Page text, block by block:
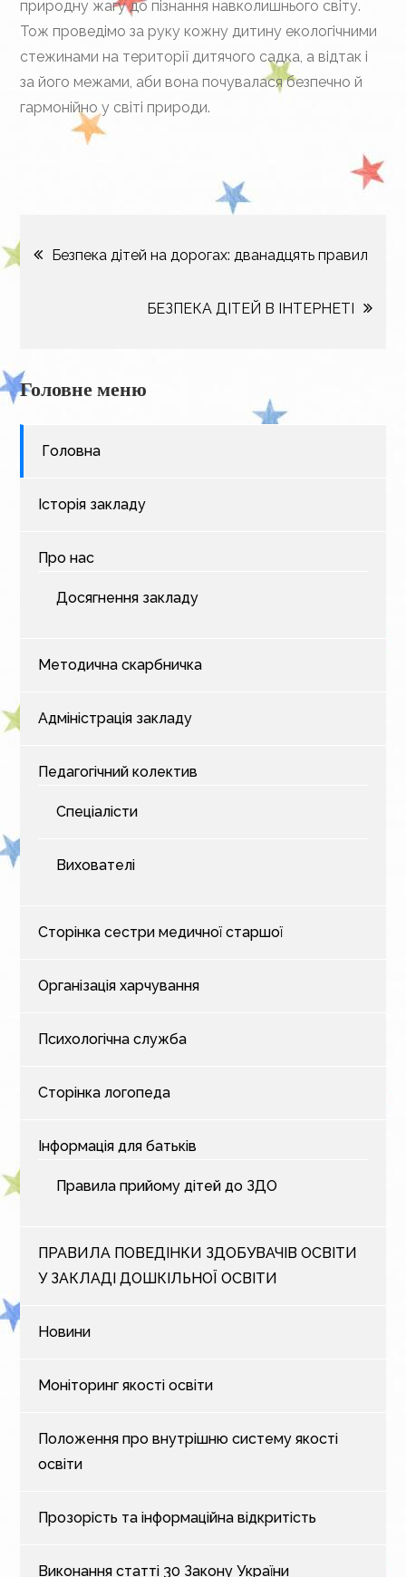
природну жагу до пізнання навколишнього світу.
Тож проведімо за руку кожну дитину екологічними
стежинами на території дитячого садка, а відтак і
за його межами, аби вона почувалася безпечно й
гармонійно у світі природи.
Навігація
записів
Безпека дітей на дорогах: дванадцять правил
БЕЗПЕКА ДІТЕЙ В ІНТЕРНЕТІ
Головне меню
Головна
Історія закладу
Про нас
Досягнення закладу
Методична скарбничка
Адміністрація закладу
Педагогічний колектив
Спеціалісти
Вихователі
Сторінка сестри медичної старшої
Організація харчування
Психологічна служба
Сторінка логопеда
Інформація для батьків
Правила прийому дітей до ЗДО
ПРАВИЛА ПОВЕДІНКИ ЗДОБУВАЧІВ ОСВІТИ
У ЗАКЛАДІ ДОШКІЛЬНОЇ ОСВІТИ
Новини
Моніторинг якості освіти
Положення про внутрішню систему якості
освіти
Прозорість та інформаційна відкритість
Виконання статті 30 Закону України